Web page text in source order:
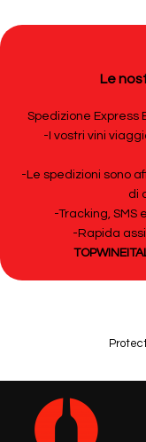
Le
Spedizione Express
-I vostri vini
-Le spedizioni sono
di
-Tracking, SMS
-Rapida